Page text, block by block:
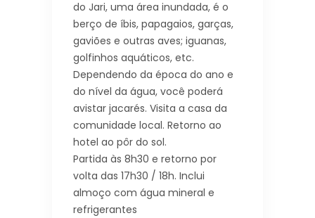
do Jari, uma área inundada, é o
berço de íbis, papagaios, garças,
gaviões e outras aves; iguanas,
golfinhos aquáticos, etc.
Dependendo da época do ano e
do nível da água, você poderá
avistar jacarés. Visita a casa da
comunidade local. Retorno ao
hotel ao pôr do sol.
Partida às 8h30 e retorno por
volta das 17h30 / 18h. Inclui
almoço com água mineral e
refrigerantes